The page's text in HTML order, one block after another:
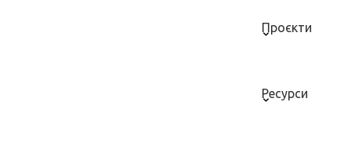
Проєкти
Ресурси